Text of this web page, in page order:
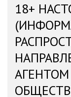
18+